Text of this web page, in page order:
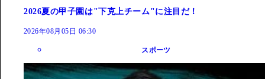
2026夏の甲子園は"下克上チーム"に注目だ！
2026年08月05日 06:30
スポーツ